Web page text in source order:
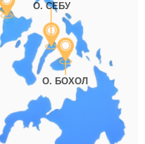
О. СЕБУ
О. БОХОЛ